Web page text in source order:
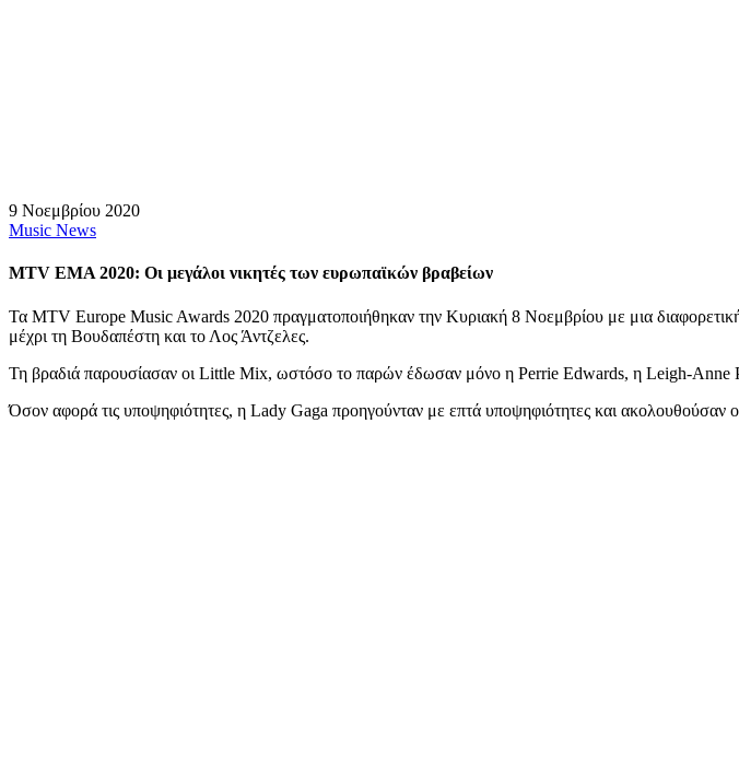
9 Νοεμβρίου 2020
Music News
MTV EMA 2020: Οι μεγάλοι νικητές των ευρωπαϊκών βραβείων
Τα MTV Europe Music Awards 2020 πραγματοποιήθηκαν την Κυριακή 8 Νοεμβρίου με μια
μέχρι τη Βουδαπέστη και το Λος Άντζελες.
Τη βραδιά παρουσίασαν οι Little Mix, ωστόσο το παρών έδωσαν μόνο η Perrie Edwards, η Leigh-Anne
Όσον αφορά τις υποψηφιότητες, η Lady Gaga προηγούνταν με επτά υποψηφιότητες και ακολουθούσαν